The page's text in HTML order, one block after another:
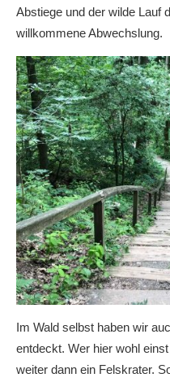
Abstiege und der wilde Lauf
willkommene Abwechslung.
Im Wald selbst haben wir
entdeckt. Wer hier wohl
weiter dann ein Felskrater.